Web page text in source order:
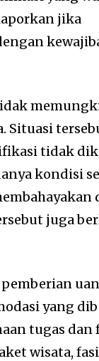
jika
Situasi
tidak
kondisi
juga
yang
tugas dan
wisata,